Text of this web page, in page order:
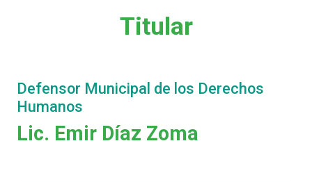
Titular
Defensor Municipal de los Derechos
Humanos
Lic. Emir Díaz Zoma